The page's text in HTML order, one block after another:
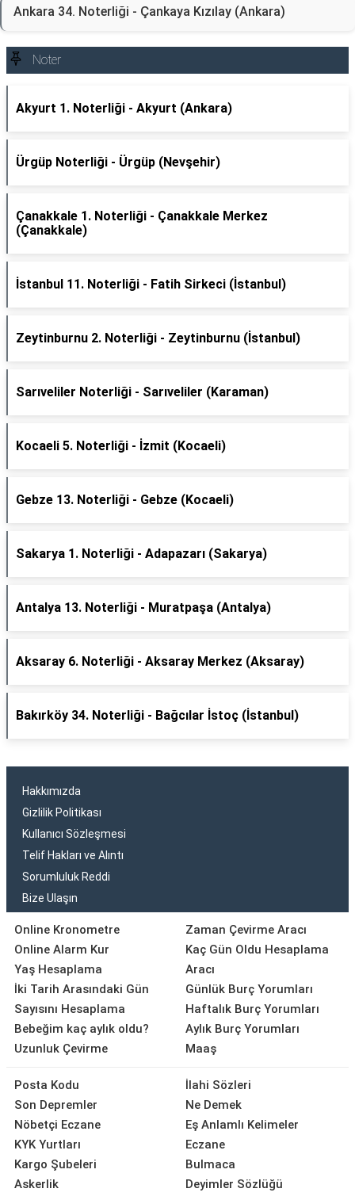
Ankara 34. Noterliği - Çankaya Kızılay (Ankara)
Noter
Akyurt 1. Noterliği - Akyurt (Ankara)
Ürgüp Noterliği - Ürgüp (Nevşehir)
Çanakkale 1. Noterliği - Çanakkale Merkez
(Çanakkale)
İstanbul 11. Noterliği - Fatih Sirkeci (İstanbul)
Zeytinburnu 2. Noterliği - Zeytinburnu (İstanbul)
Sarıveliler Noterliği - Sarıveliler (Karaman)
Kocaeli 5. Noterliği - İzmit (Kocaeli)
Gebze 13. Noterliği - Gebze (Kocaeli)
Sakarya 1. Noterliği - Adapazarı (Sakarya)
Antalya 13. Noterliği - Muratpaşa (Antalya)
Aksaray 6. Noterliği - Aksaray Merkez (Aksaray)
Bakırköy 34. Noterliği - Bağcılar İstoç (İstanbul)
Hakkımızda
Gizlilik Politikası
Kullanıcı Sözleşmesi
Telif Hakları ve Alıntı
Sorumluluk Reddi
Bize Ulaşın
Online Kronometre
Online Alarm Kur
Yaş Hesaplama
İki Tarih Arasındaki Gün
Sayısını Hesaplama
Bebeğim kaç aylık oldu?
Uzunluk Çevirme
Zaman Çevirme Aracı
Kaç Gün Oldu Hesaplama
Aracı
Günlük Burç Yorumları
Haftalık Burç Yorumları
Aylık Burç Yorumları
Maaş
Posta Kodu
Son Depremler
Nöbetçi Eczane
KYK Yurtları
Kargo Şubeleri
Askerlik
İlahi Sözleri
Ne Demek
Eş Anlamlı Kelimeler
Eczane
Bulmaca
Deyimler Sözlüğü